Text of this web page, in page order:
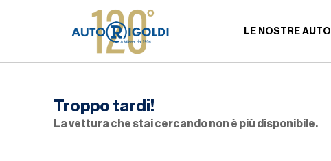
LE NOSTRE AUTO
Troppo tardi!
La vettura che stai cercando non è più disponibile.